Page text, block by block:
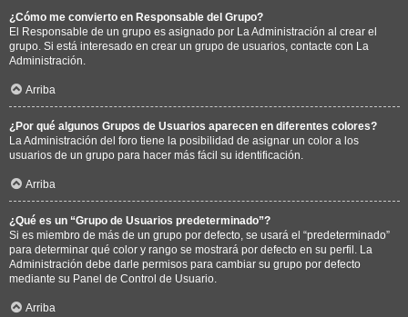
¿Cómo me convierto en Responsable del Grupo?
El Responsable de un grupo es asignado por La Administración al crear el
grupo. Si está interesado en crear un grupo de usuarios, contacte con La
Administración.
Arriba
¿Por qué algunos Grupos de Usuarios aparecen en diferentes colores?
La Administración del foro tiene la posibilidad de asignar un color a los
usuarios de un grupo para hacer más fácil su identificación.
Arriba
¿Qué es un “Grupo de Usuarios predeterminado”?
Si es miembro de más de un grupo por defecto, se usará el “predeterminado”
para determinar qué color y rango se mostrará por defecto en su perfil. La
Administración debe darle permisos para cambiar su grupo por defecto
mediante su Panel de Control de Usuario.
Arriba